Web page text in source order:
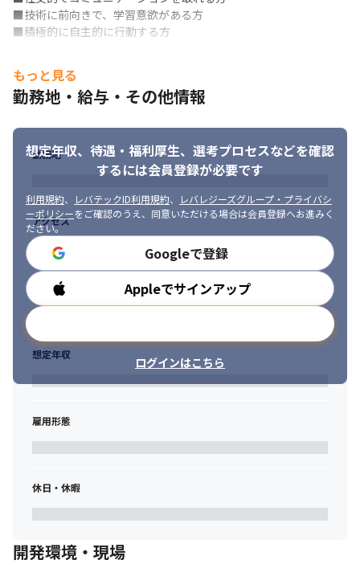
■技術に前向きで、学習意欲がある方
■積極的に自主的に行動する方
もっと見る
勤務地・給与・その他情報
想定年収、待遇・福利厚生、 選考プロセスなどを確認
するには会員登録が必要です
利用規約、 レバテックID利用規約、
レバレジーズグループ・プライバシ
ーポリシーをご確認のうえ、同意いただける場合は会員登録へお進みく
ださい。
Googleで登録
Appleでサインアップ
ログインはこちら
勤務地
アクセス
勤務時間
想定年収
雇用形態
休日・休暇
開発環境・現場